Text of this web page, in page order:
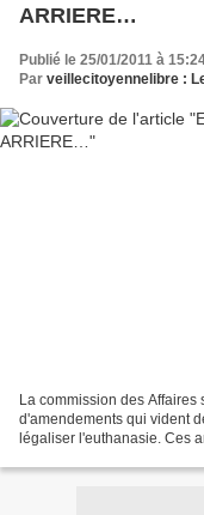
ARRIERE…
Publié le 25/01/2011 à
Par veillecitoyennelibre :
La commission des Affaires
d'amendements qui vident
légaliser l'euthanasie. Ces